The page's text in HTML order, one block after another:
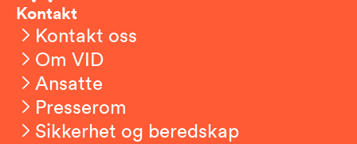
Kontakt
Kontakt oss
Om VID
Ansatte
Presserom
Sikkerhet og beredskap